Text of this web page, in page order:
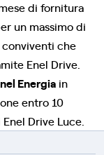
di fornitura
un massimo di
che
Enel Drive.
Energia in
entro 10
Drive Luce.